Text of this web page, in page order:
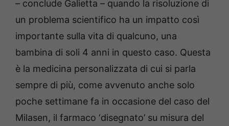
– conclude Galietta – quando la risoluzione di
un problema scientifico ha un impatto così
importante sulla vita di qualcuno, una
bambina di soli 4 anni in questo caso. Questa
è la medicina personalizzata di cui si parla
sempre di più, come avvenuto anche solo
poche settimane fa in occasione del caso del
Milasen, il farmaco ‘disegnato’ su misura del